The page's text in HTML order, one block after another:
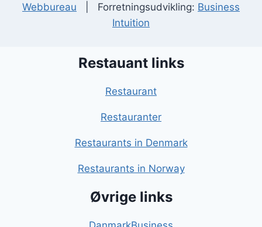
Webbureau | Forretningsudvikling: Business
Intuition
Restauant links
Restaurant
Restauranter
Restaurants in Denmark
Restaurants in Norway
Øvrige links